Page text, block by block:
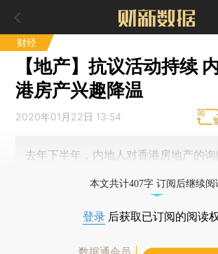
财经
【地产】抗议活动持续
港房产兴趣降温
2020年01月22日 13:54
去年下半年，内地人对香港房地产的询
本文共计407字 订阅后继续阅
登录 后获取已订阅的阅读